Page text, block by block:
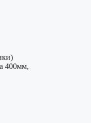
400мм,